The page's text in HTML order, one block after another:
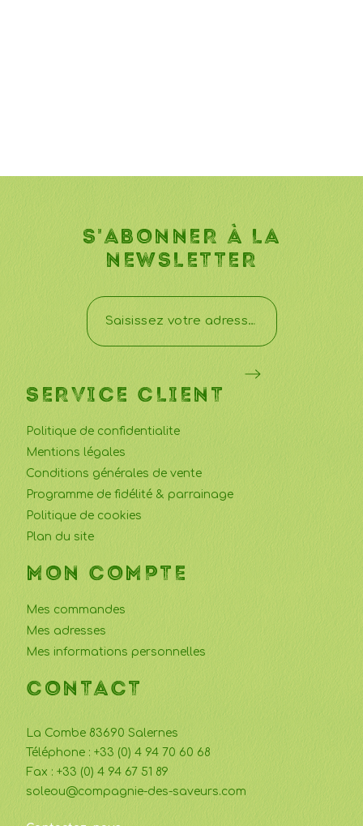
S'ABONNER À LA
NEWSLETTER
SERVICE CLIENT
Politique de confidentialite
Mentions légales
Conditions générales de vente
Programme de fidélité & parrainage
Politique de cookies
Plan du site
MON COMPTE
Mes commandes
Mes adresses
Mes informations personnelles
CONTACT
La Combe 83690 Salernes
Téléphone : +33 (0) 4 94 70 60 68
Fax : +33 (0) 4 94 67 51 89
soleou@compagnie-des-saveurs.com